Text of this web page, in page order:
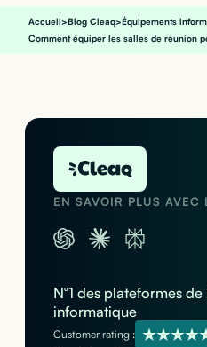
Accueil>Blog Cleaq>Équipements
Comment équiper les salles de réunion
EN SAVOIR PLUS AVEC
N°1 des plateformes
informatique
Customer rating :